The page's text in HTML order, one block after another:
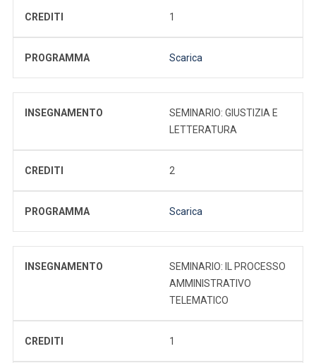
CREDITI 1
PROGRAMMA Scarica
INSEGNAMENTO
SEMINARIO: GIUSTIZIA E
LETTERATURA
CREDITI 2
PROGRAMMA Scarica
INSEGNAMENTO
SEMINARIO: IL PROCESSO
AMMINISTRATIVO
TELEMATICO
CREDITI 1